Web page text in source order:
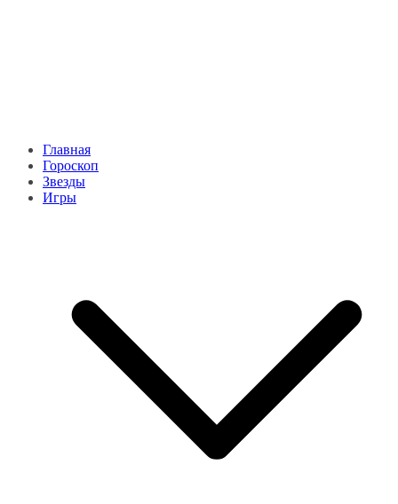
Главная
Гороскоп
Звезды
Игры